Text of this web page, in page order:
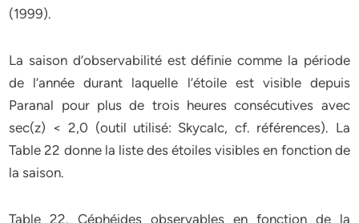
(1999).
La saison d’observabilité est définie comme la période
de l’année durant laquelle l’étoile est visible depuis
Paranal pour plus de trois heures consécutives avec
sec(z) < 2,0 (outil utilisé: Skycalc, cf. références). La
Table 22 donne la liste des étoiles visibles en fonction de
la saison.
Table 22. Céphéides observables en fonction de la